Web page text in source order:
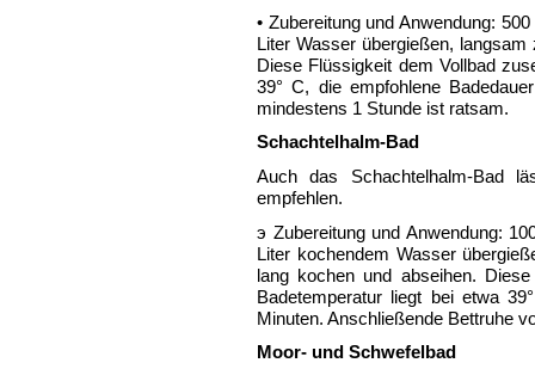
• Zubereitung und Anwendung:
Liter Wasser übergießen,
Diese Flüssigkeit dem Vollbad
39° C, die empfohlene
mindestens 1 Stunde ist ratsam.
Schachtelhalm-Bad
Auch das Schachtelhalm-Bad
empfehlen.
э Zubereitung und Anwendung:
Liter kochendem Wasser
lang kochen und abseihen.
Badetemperatur liegt bei etwa
Minuten. Anschließende Bettruhe
Moor- und Schwefelbad